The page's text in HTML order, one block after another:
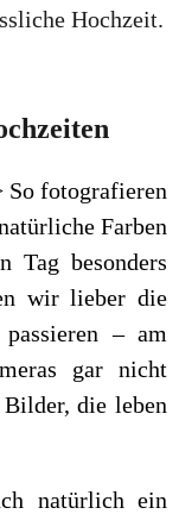
Hochzeit.
So fotografieren
Farben
Tag besonders
wir lieber die
– am
gar nicht
Bilder, die leben
natürlich ein